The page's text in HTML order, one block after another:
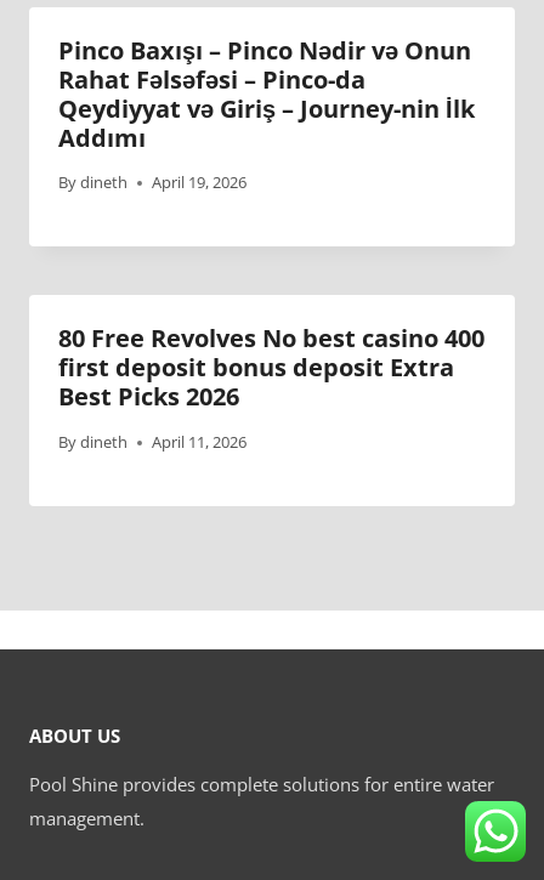
Pinco Baxışı – Pinco Nədir və Onun
Rahat Fəlsəfəsi – Pinco-da
Qeydiyyat və Giriş – Journey-nin İlk
Addımı
Bydineth April 19, 2026
80 Free Revolves No best casino 400
first deposit bonus deposit Extra
Best Picks 2026
Bydineth April 11, 2026
ABOUT US
Pool Shine provides complete solutions for entire water
management.